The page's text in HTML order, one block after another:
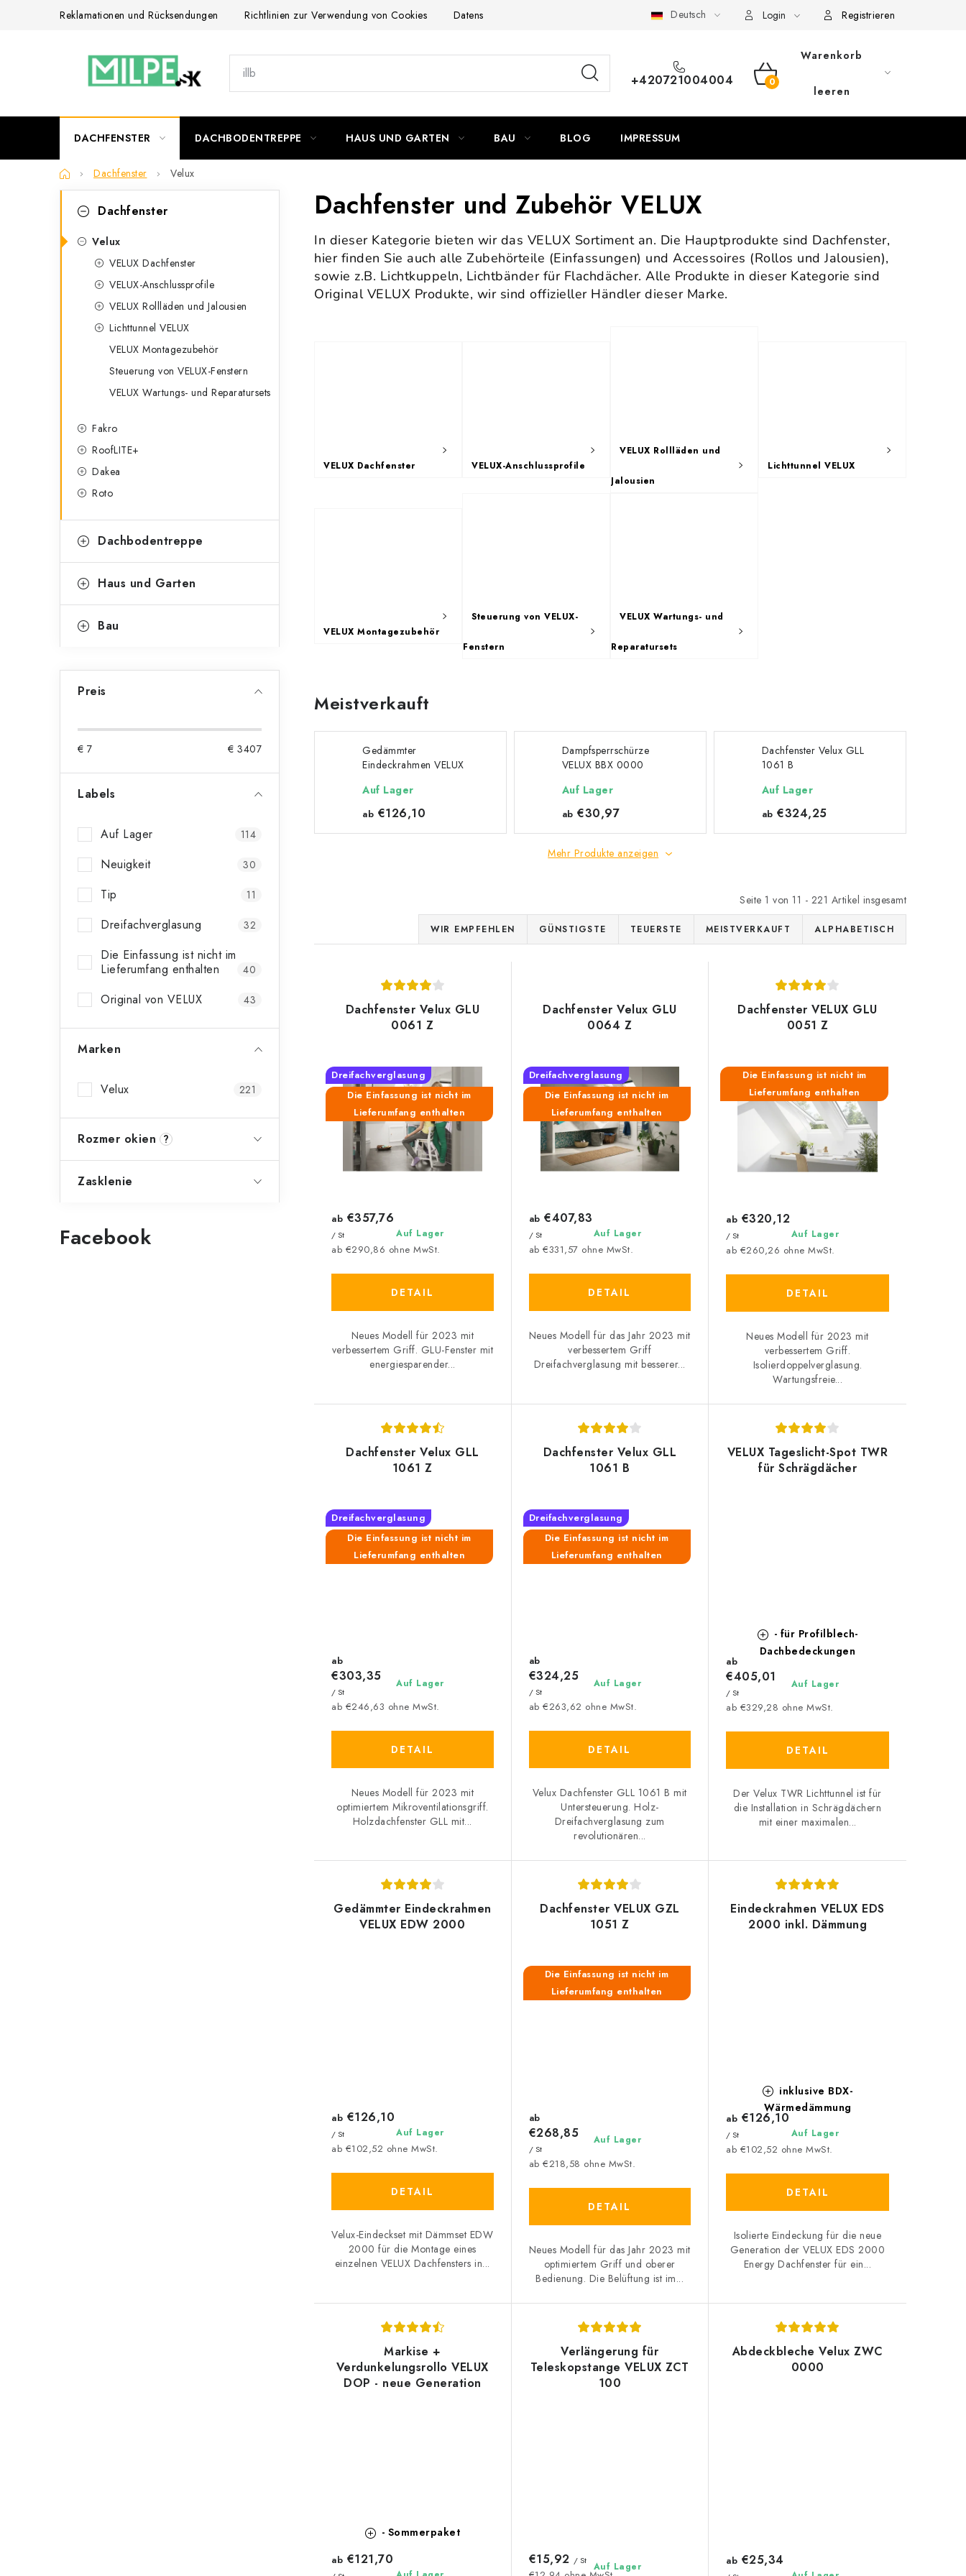
Reklamationen und Rücksendungen Richtlinien zur Verwendung von Cookies Datenschutzerklärung Allgemeinen Geschäftsbedingungen Sitemap von Milpe.sk
Deutsch Login Registrieren
+420721004004 WARENKORB
Warenkorb
leeren
DACHFENSTER DACHBODENTREPPE HAUS UND GARTEN BAU BLOG IMPRESSUM
StartseiteDachfenster Velux
e
i
überspringen
t
Dachfenster
Velux
VELUX Dachfenster
VELUX-Anschlussprofile
VELUX Rollläden und Jalousien
Lichttunnel VELUX
VELUX Montagezubehör
Steuerung von VELUX-Fenstern
VELUX Wartungs- und Reparatursets
Fakro
RoofLITE+
Dakea
Roto
Dachbodentreppe
Haus und Garten
Bau
Preis
€ 7 € 3407
Labels
Auf Lager 114
Neuigkeit 30
Tip 11
Dreifachverglasung 32
Die Einfassung ist nicht im
Lieferumfang enthalten
40
Original von VELUX 43
Marken
Velux 221
Rozmer okien ?
Zasklenie
Facebook
Dachfenster und Zubehör VELUX
In dieser Kategorie bieten wir das VELUX Sortiment an. Die Hauptprodukte sind Dachfenster,
hier finden Sie auch alle Zubehörteile (Einfassungen) und Accessoires (Rollos und Jalousien),
sowie z.B. Lichtkuppeln, Lichtbänder für Flachdächer. Alle Produkte in dieser Kategorie sind
Original VELUX Produkte, wir sind offizieller Händler dieser Marke.
VELUX Dachfenster VELUX-Anschlussprofile
VELUX Rollläden und
Jalousien
Lichttunnel VELUX
VELUX Montagezubehör
Steuerung von VELUX-
Fenstern
VELUX Wartungs- und
Reparatursets
Meistverkauft
Gedämmter
Eindeckrahmen VELUX
Auf Lager
ab €126,10
Dampfsperrschürze
VELUX BBX 0000
Auf Lager
ab €30,97
Dachfenster Velux GLL
1061 B
Auf Lager
ab €324,25
Mehr Produkte anzeigen
Seite 1 von 11 - 221 Artikel insgesamt
P
r
o
d
u
k
t
s
o
r
i
e
r
u
n
g
WIR EMPFEHLEN GÜNSTIGSTE TEUERSTE MEISTVERKAUFT ALPHABETISCH
e
d
e
Dachfenster Velux GLU
0061 Z
Dreifachverglasung
Die Einfassung ist nicht im
Lieferumfang enthalten
Auf Lager
ab €290,86 ohne MwSt.
ab €357,76
/ St
DETAIL
Neues Modell für 2023 mit
verbessertem Griff. GLU-Fenster mit
energiesparender...
Dachfenster Velux GLU
0064 Z
Dreifachverglasung
Die Einfassung ist nicht im
Lieferumfang enthalten
Auf Lager
ab €331,57 ohne MwSt.
ab €407,83
/ St
DETAIL
Neues Modell für das Jahr 2023 mit
verbessertem Griff
Dreifachverglasung mit besserer...
Dachfenster VELUX GLU
0051 Z
Die Einfassung ist nicht im
Lieferumfang enthalten
Auf Lager
ab €260,26 ohne MwSt.
ab €320,12
/ St
DETAIL
Neues Modell für 2023 mit
verbessertem Griff.
Isolierdoppelverglasung.
Wartungsfreie...
Dachfenster Velux GLL
1061 Z
Dreifachverglasung
Die Einfassung ist nicht im
Lieferumfang enthalten
Auf Lager
ab €246,63 ohne MwSt.
ab
€303,35
/ St
DETAIL
Neues Modell für 2023 mit
optimiertem Mikroventilationsgriff.
Holzdachfenster GLL mit...
Dachfenster Velux GLL
1061 B
Dreifachverglasung
Die Einfassung ist nicht im
Lieferumfang enthalten
Auf Lager
ab €263,62 ohne MwSt.
ab
€324,25
/ St
DETAIL
Velux Dachfenster GLL 1061 B mit
Untersteuerung. Holz-
Dreifachverglasung zum
revolutionären...
VELUX Tageslicht-Spot TWR
für Schrägdächer
- für Profilblech-
Dachbedeckungen
Auf Lager
ab €329,28 ohne MwSt.
ab
€405,01
/ St
DETAIL
Der Velux TWR Lichttunnel ist für
die Installation in Schrägdächern
mit einer maximalen...
Gedämmter Eindeckrahmen
VELUX EDW 2000
Auf Lager
ab €102,52 ohne MwSt.
ab €126,10
/ St
DETAIL
Velux-Eindeckset mit Dämmset EDW
2000 für die Montage eines
einzelnen VELUX Dachfensters in...
Dachfenster VELUX GZL
1051 Z
Die Einfassung ist nicht im
Lieferumfang enthalten
Auf Lager
ab €218,58 ohne MwSt.
ab
€268,85
/ St
DETAIL
Neues Modell für das Jahr 2023 mit
optimiertem Griff und oberer
Bedienung. Die Belüftung ist im...
Eindeckrahmen VELUX EDS
2000 inkl. Dämmung
inklusive BDX-
Wärmedämmung
Auf Lager
ab €102,52 ohne MwSt.
ab €126,10
/ St
DETAIL
Isolierte Eindeckung für die neue
Generation der VELUX EDS 2000
Energy Dachfenster für ein...
Markise +
Verdunkelungsrollo VELUX
DOP - neue Generation
- Sommerpaket
ab €121,70
Verlängerung für
Teleskopstange VELUX ZCT
100
Auf Lager
€15,92 / St
Abdeckbleche Velux ZWC
0000
ab €25,34